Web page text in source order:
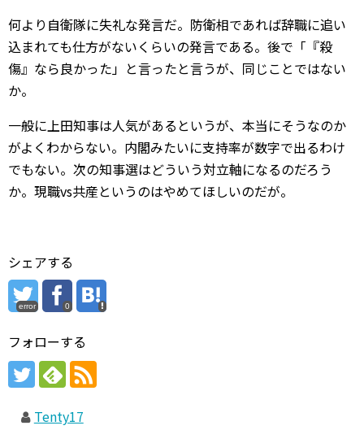
何より自衛隊に失礼な発言だ。防衛相であれば辞職に追い
込まれても仕方がないくらいの発言である。後で「『殺
傷』なら良かった」と言ったと言うが、同じことではない
か。
一般に上田知事は人気があるというが、本当にそうなのか
がよくわからない。内閣みたいに支持率が数字で出るわけ
でもない。次の知事選はどういう対立軸になるのだろう
か。現職vs共産というのはやめてほしいのだが。
シェアする
error 0
フォローする
Tenty17